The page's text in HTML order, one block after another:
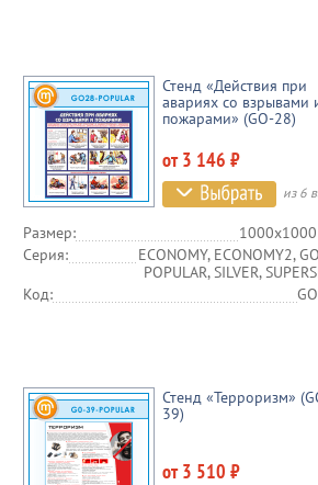
Стенд «Действия при
авариях со взрывами
пожарами» (GO-28)
от 3 146 ₽
из 6
Размер:
Серия:
ECONOMY, ECONOMY2,
POPULAR, SILVER,
Код:
Стенд «Терроризм»
39)
от 3 510 ₽